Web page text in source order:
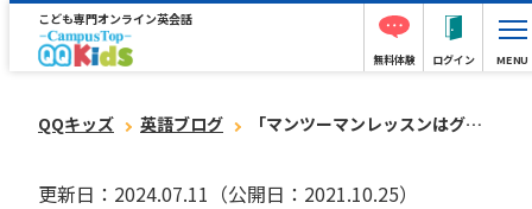
こども専門オンライン英会話
無料体験 ログイン MENU
QQキッズ 英語ブログ 「マンツーマンレッスンはグループより集中しやすい？」QQキッズ知恵袋#38
更新日：2024.07.11 （公開日：2021.10.25）